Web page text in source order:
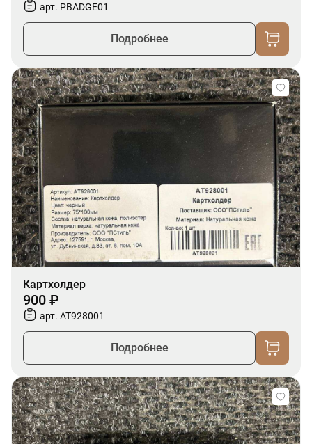
арт. PBADGE01
Подробнее
Картхолдер
900 ₽
арт. AT928001
Подробнее